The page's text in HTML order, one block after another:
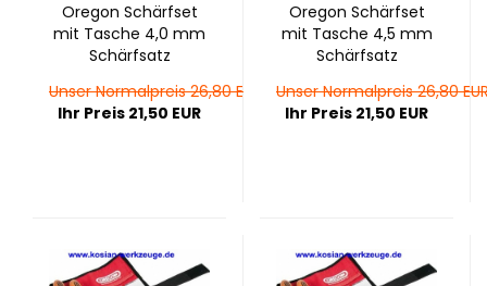
Ore­gon Schärfset
mit Ta­sche 4,0 mm
Schärf­satz
Unser Normalpreis 26,80 EUR
Ihr Preis 21,50 EUR
Ore­gon Schärfset
mit Ta­sche 4,5 mm
Schärf­satz
Unser Normalpreis 26,80
Ihr Preis 21,50 EUR